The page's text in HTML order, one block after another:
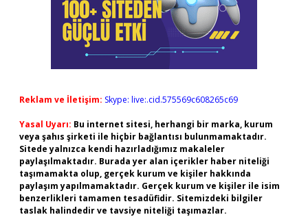
Reklam ve İletişim: Skype: live:.cid.575569c608265c69
Yasal Uyarı: Bu internet sitesi, herhangi bir marka, kurum
veya şahıs şirketi ile hiçbir bağlantısı bulunmamaktadır.
Sitede yalnızca kendi hazırladığımız makaleler
paylaşılmaktadır. Burada yer alan içerikler haber niteliği
taşımamakta olup, gerçek kurum ve kişiler hakkında
paylaşım yapılmamaktadır. Gerçek kurum ve kişiler ile isim
benzerlikleri tamamen tesadüfidir. Sitemizdeki bilgiler
taslak halindedir ve tavsiye niteliği taşımazlar.